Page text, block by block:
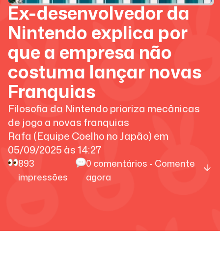
Ex-desenvolvedor da
Nintendo explica por
que a empresa não
costuma lançar novas
Franquias
Filosofia da Nintendo prioriza mecânicas
de jogo a novas franquias
Rafa (Equipe Coelho no Japão) em
05/09/2025 às14:27
893
impressões
0 comentários - Comente
agora